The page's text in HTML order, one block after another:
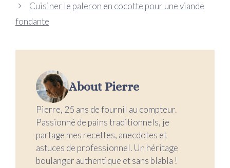
Cuisiner le paleron en cocotte pour une viande
fondante
About Pierre
Pierre, 25 ans de fournil au compteur.
Passionné de pains traditionnels, je
partage mes recettes, anecdotes et
astuces de professionnel. Un héritage
boulanger authentique et sans blabla !